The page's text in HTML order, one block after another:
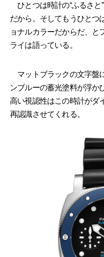
ひとつは時計の“ふるさと
だから。そしてもうひとつ
ョナルカラーだからだ、と
ライは語っている。
マットブラックの文字盤
ンブルーの蓄光塗料が浮か
高い視認性はこの時計がダ
再認識させてくれる。